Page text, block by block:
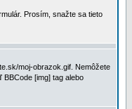
Prosím, snažte sa tieto
moj-obrazok.gif. Nemôžete
[img] tag alebo